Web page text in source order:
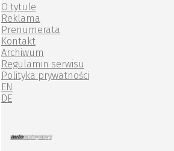
O tytule
Reklama
Prenumerata
Kontakt
Archiwum
Regulamin serwisu
Polityka prywatności
EN
DE